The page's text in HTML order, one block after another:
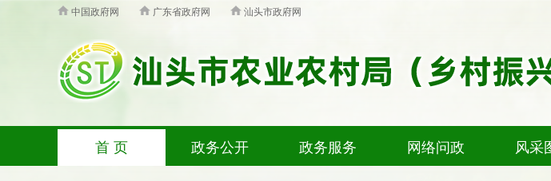
中国政府网 广东省政府网 汕头市政府网
首 页 政务公开 政务服务 网络问政 风采